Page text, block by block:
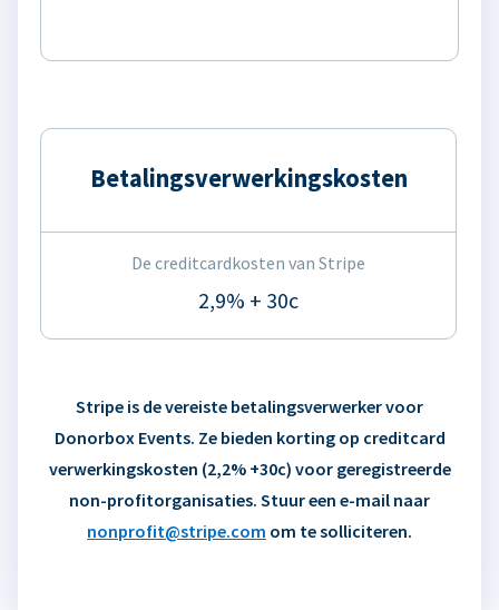
Betalingsverwerkingskosten
De creditcardkosten van Stripe
2,9% + 30c
Stripe is de vereiste betalingsverwerker voor
Donorbox Events. Ze bieden korting op creditcard
verwerkingskosten (2,2% +30c) voor geregistreerde
non-profitorganisaties. Stuur een e-mail naar
nonprofit@stripe.com om te solliciteren.